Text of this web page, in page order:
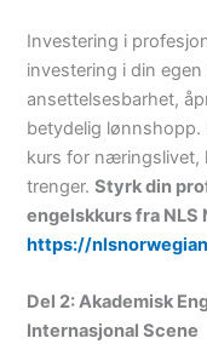
Investering i
investering i din
ansettelsesbarhet,
betydelig lønnshopp.
kurs for næringslivet,
trenger.Styrk din
engelskkurs fra NLS
https://
Del 2: Akademisk
Internasjonal Scene